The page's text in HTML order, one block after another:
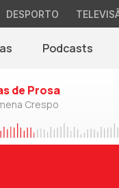
DESPORTO
Podcasts
de Prosa
Crespo